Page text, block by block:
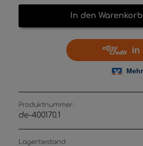
In den Warenkorb
Produktnummer:
de-400170.1
Lagerbestand: